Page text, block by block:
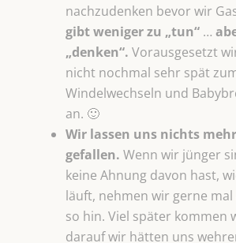
nachzudenken bevor wir
gibt weniger zu „tun“ …
„denken“. Vorausgesetzt
nicht nochmal sehr spät
Windelwechseln und
an. 🙂
Wir lassen uns nichts mehr
gefallen.Wenn wir jünger
keine Ahnung davon hast,
läuft, nehmen wir gerne mal
so hin. Viel später kommen
darauf wir hätten uns